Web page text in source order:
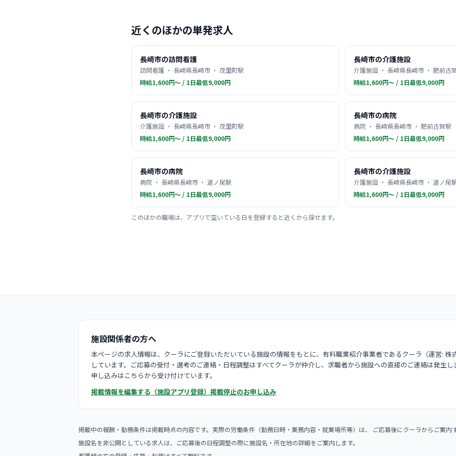
近くのほかの単発求人
長崎市の訪問看護
訪問看護 ・ 長崎県長崎市 ・ 茂里町駅
時給1,600円〜 / 1日最低9,000円
長崎市の介護施設
介護施設 ・ 長崎県長崎市 ・ 肥前古
時給1,600円〜 / 1日最低9,000円
長崎市の介護施設
介護施設 ・ 長崎県長崎市 ・ 茂里町駅
時給1,600円〜 / 1日最低9,000円
長崎市の病院
病院 ・ 長崎県長崎市 ・ 肥前古賀駅
時給1,600円〜 / 1日最低9,000円
長崎市の病院
病院 ・ 長崎県長崎市 ・ 道ノ尾駅
時給1,600円〜 / 1日最低9,000円
長崎市の介護施設
介護施設 ・ 長崎県長崎市 ・ 道ノ尾
時給1,600円〜 / 1日最低9,000円
このほかの職場は、アプリで空いている日を登録すると近くから探せます。
施設関係者の方へ
本ページの求人情報は、クーラにご登録いただいている施設の情報をもとに、有料職業紹介事業者であるクーラ（運営:
しています。ご応募の受付・選考のご連絡・日程調整はすべてクーラが仲介し、求職者から施設への直接のご連絡は発生
申し込みはこちらから受け付けています。
掲載情報を編集する（施設アプリ登録） 掲載停止のお申し込み
掲載中の報酬・勤務条件は掲載時点の内容です。実際の労働条件（勤務日時・業務内容・就業場所等）は、 ご応募後にクーラからご案内
施設名を非公開としている求人は、ご応募後の日程調整の際に施設名・所在地の詳細をご案内します。